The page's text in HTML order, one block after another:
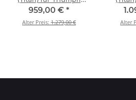
Bonneville T120 - BJ.
2016 > 2020 (S-T12SO4-
959,00 € *
Alter Preis: 1.279,00 €
Street
2020Alter